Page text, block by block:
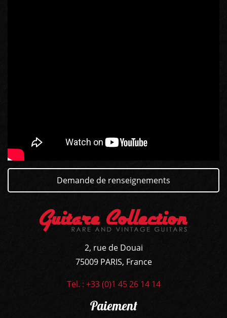
AUTRE
Demande de renseignements
2, rue de Douai
75009 PARIS, France
Tel. : +33 (0)1 45 26 14 14
Paiement